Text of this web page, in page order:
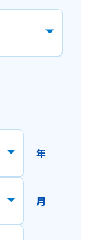
年
月